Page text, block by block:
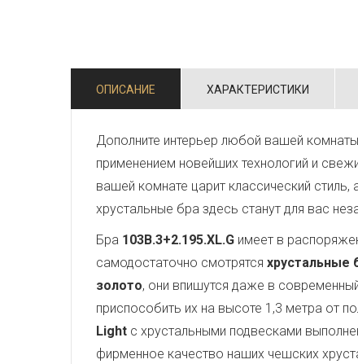
ОПИСАНИЕ ХАРАКТЕРИСТИКИ
Дополните интерьер любой вашей
применением новейших технологий и
вашей комнате царит классический
хрустальные бра здесь станут для вас
Бра 103B.3+2.195.XL.G имеет в
самодостаточно смотрятся хрустальные
золото, они впишутся даже в
приспособить их на высоте 1,3 метра от
Light с хрустальными подвесками
фирменное качество наших чешских